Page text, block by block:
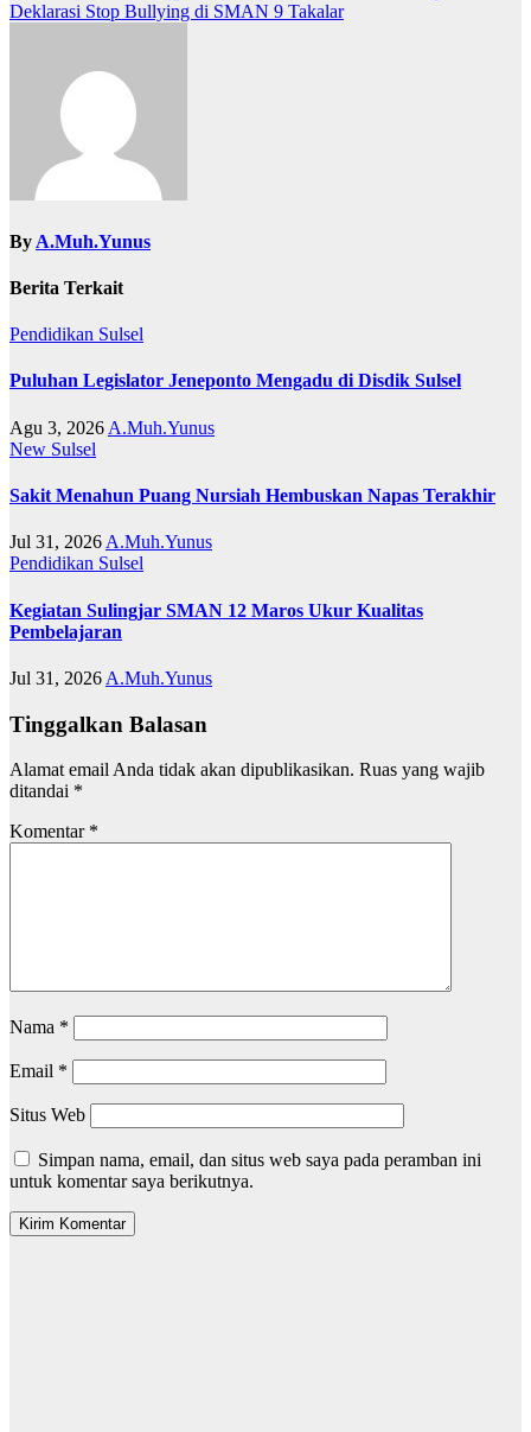
pos
Deklarasi Stop Bullying di SMAN 9 Takalar
By A.Muh.Yunus
Berita Terkait
Pendidikan Sulsel
Puluhan Legislator Jeneponto Mengadu di Disdik Sulsel
Agu 3, 2026 A.Muh.Yunus
New Sulsel
Sakit Menahun Puang Nursiah Hembuskan Napas Terakhir
Jul 31, 2026 A.Muh.Yunus
Pendidikan Sulsel
Kegiatan Sulingjar SMAN 12 Maros Ukur Kualitas
Pembelajaran
Jul 31, 2026 A.Muh.Yunus
Tinggalkan Balasan
Alamat email Anda tidak akan dipublikasikan. Ruas yang wajib
ditandai *
Komentar *
Nama *
Email *
Situs Web
Simpan nama, email, dan situs web saya pada peramban ini
untuk komentar saya berikutnya.